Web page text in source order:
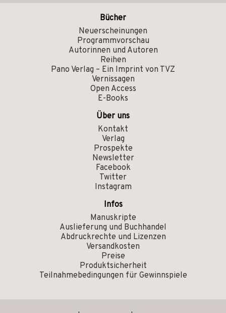
Bücher
Neuerscheinungen
Programmvorschau
Autorinnen und Autoren
Reihen
Pano Verlag – Ein Imprint von TVZ
Vernissagen
Open Access
E-Books
Über uns
Kontakt
Verlag
Prospekte
Newsletter
Facebook
Twitter
Instagram
Infos
Manuskripte
Auslieferung und Buchhandel
Abdruckrechte und Lizenzen
Versandkosten
Preise
Produktsicherheit
Teilnahmebedingungen für Gewinnspiele